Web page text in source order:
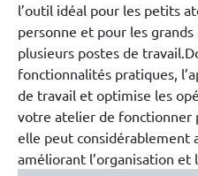
l’outil idéal pour les petits
personne et pour les
plusieurs postes de
fonctionnalités pratiques,
de travail et optimise les
votre atelier de fonctionner
elle peut considérablement
améliorant l’organisation et